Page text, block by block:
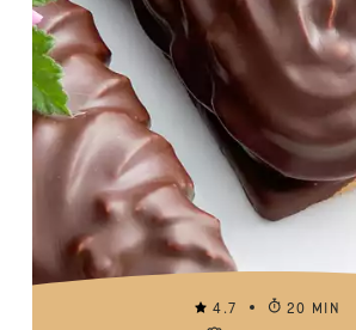
4.7
20 MIN